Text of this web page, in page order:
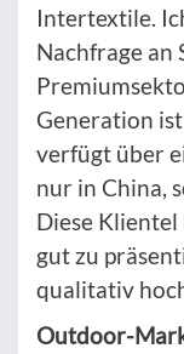
Intertextile.
Nachfrage an
Generation
verfügt über
nur in China,
Diese
gut zu
qualitativ
Outdoor-